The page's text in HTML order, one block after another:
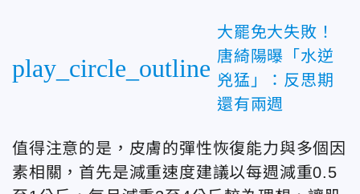
play_circle_outline
大罷免大失敗！
唐綺陽曝「水逆
兇猛」：反思期
還有兩週
值得注意的是，皮膚的彈性恢復能力與多個因
素相關，首先是減重速度建議以每週減重0.5